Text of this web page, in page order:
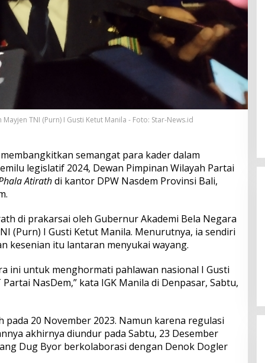
TNI (Purn) I Gusti Ketut Manila - Foto: Star-News.id
semangat para kader dalam
legislatif 2024, Dewan Pimpinan Wilayah Partai
Atirathdi kantor DPW Nasdem Provinsi Bali,
di prakarsai oleh Gubernur Akademi Bela Negara
(Purn) I Gusti Ketut Manila. Menurutnya, ia sendiri
kesenian itu lantaran menyukai wayang.
ini untuk menghormati pahlawan nasional I Gusti
NasDem,” kata IGK Manila di Denpasar, Sabtu,
pada 20 November 2023. Namun karena regulasi
akhirnya diundur pada Sabtu, 23 Desember
Dug Byor berkolaborasi dengan Denok Dogler
dan Serapan Investasi, Sira
Village Grand Outlet Bali Resmi
Dibuka di KEK Kura Kura